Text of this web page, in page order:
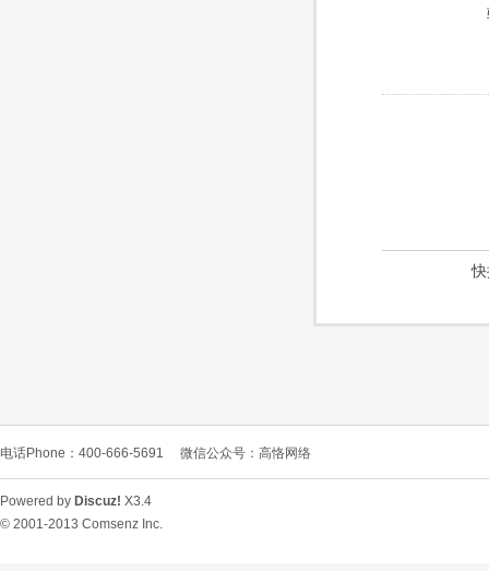
电话Phone：400-666-5691 微信公众号：高恪网络
Powered by Discuz! X3.4
© 2001-2013 Comsenz Inc.